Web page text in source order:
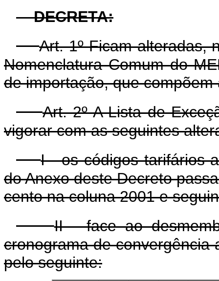
DECRETA:
Art. 1º Ficam alteradas,
Nomenclatura Comum do
de importação, que
Art. 2º A Lista de
vigorar com as seguintes
I - os códigos tarifários
do Anexo deste Decreto
cento na coluna 2001 e
II - face ao
cronograma de convergência
pelo seguinte: